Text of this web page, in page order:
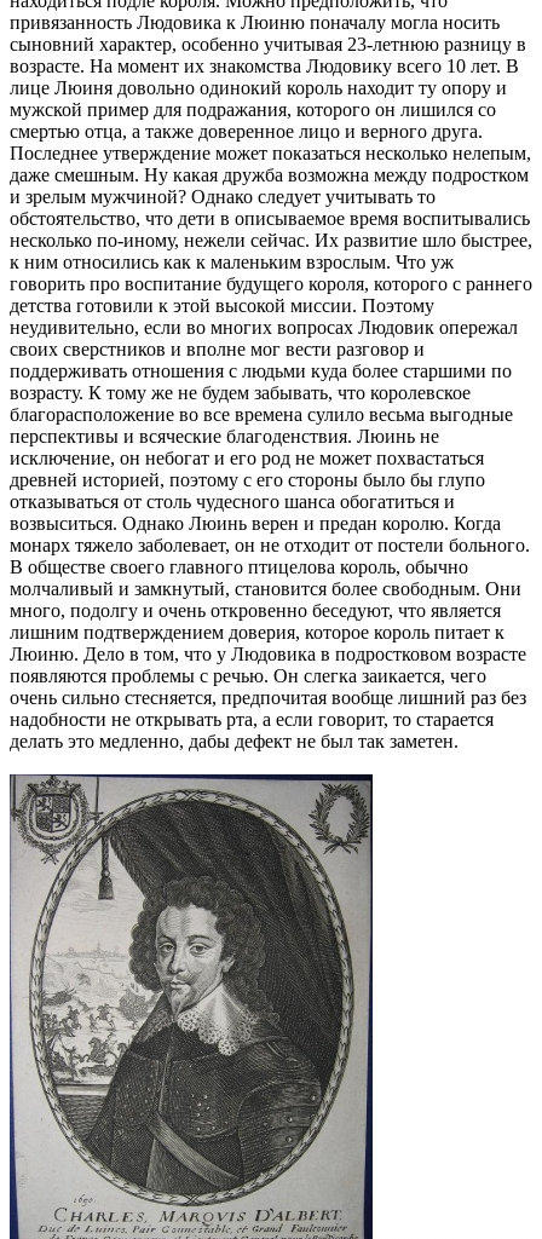
привязанность Людовика к Люиню поначалу могла носить
сыновний характер, особенно учитывая 23-летнюю разницу в
возрасте. На момент их знакомства Людовику всего 10 лет. В
лице Люиня довольно одинокий король находит ту опору и
мужской пример для подражания, которого он лишился со
смертью отца, а также доверенное лицо и верного друга.
Последнее утверждение может показаться несколько нелепым,
даже смешным. Ну какая дружба возможна между подростком
и зрелым мужчиной? Однако следует учитывать то
обстоятельство, что дети в описываемое время воспитывались
несколько по-иному, нежели сейчас. Их развитие шло быстрее,
к ним относились как к маленьким взрослым. Что уж
говорить про воспитание будущего короля, которого с раннего
детства готовили к этой высокой миссии. Поэтому
неудивительно, если во многих вопросах Людовик опережал
своих сверстников и вполне мог вести разговор и
поддерживать отношения с людьми куда более старшими по
возрасту. К тому же не будем забывать, что королевское
благорасположение во все времена сулило весьма выгодные
перспективы и всяческие благоденствия. Люинь не
исключение, он небогат и его род не может похвастаться
древней историей, поэтому с его стороны было бы глупо
отказываться от столь чудесного шанса обогатиться и
возвыситься. Однако Люинь верен и предан королю. Когда
монарх тяжело заболевает, он не отходит от постели больного.
В обществе своего главного птицелова король, обычно
молчаливый и замкнутый, становится более свободным. Они
много, подолгу и очень откровенно беседуют, что является
лишним подтверждением доверия, которое король питает к
Люиню. Дело в том, что у Людовика в подростковом возрасте
появляются проблемы с речью. Он слегка заикается, чего
очень сильно стесняется, предпочитая вообще лишний раз без
надобности не открывать рта, а если говорит, то старается
делать это медленно, дабы дефект не был так заметен.